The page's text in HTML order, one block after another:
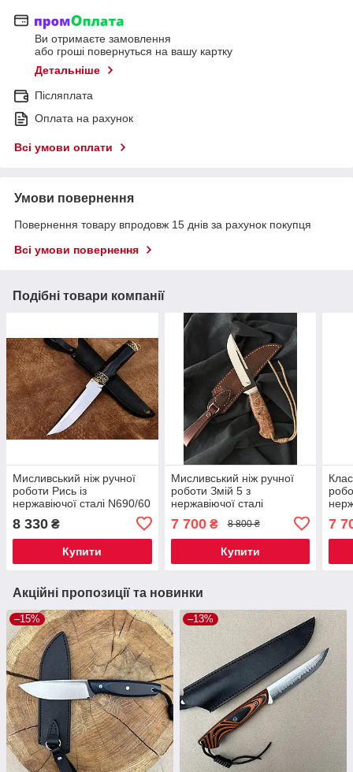
Ви отримаєте замовлення
або гроші повернуться на вашу картку
Детальніше
Післяплата
Оплата на рахунок
Всі умови оплати
Умови повернення
Повернення товару впродовж 15 днів за рахунок покупця
Всі умови повернення
Подібні товари компанії
Мисливський ніж ручної
роботи Рись із
нержавіючої сталі N690/60
HRC, зі шкіряним чохлом у
комплекті
8 330 ₴
Купити
Мисливський ніж ручної
роботи Змій 5 з
нержавіючої сталі
N690/60-61 HRC, якісний
шкіряний чохол у
комплекті
7 700₴ 8 800 ₴
Купити
7
Акційні пропозиції та новинки
–15% –13%